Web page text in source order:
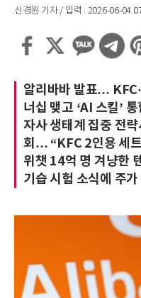
신경원 기자 / 입력 : 2026-06-04
알리바바 발표…
너십 맺고 ‘AI 스킬’ 통
자사 생태계 집중 전략
회… “KFC 2인용 세
위챗 14억 명 겨냥한
기습 시험 소식에 주